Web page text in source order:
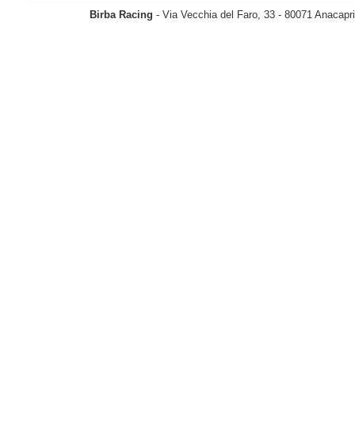
Birba Racing - Via Vecchia del Faro, 33 - 80071